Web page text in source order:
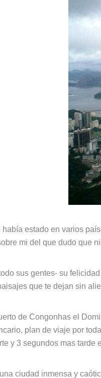
había estado en varios
mi del que dudo que
sus gentes- su
que te dejan sin
de Congonhas el
plan de viaje por
y 3 segundos mas tarde
ciudad inmensa y